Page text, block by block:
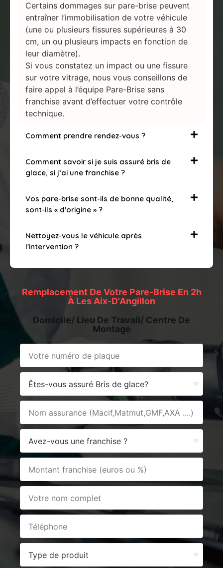
Certains dommages sur pare-brise peuvent
entraîner l’immobilisation de votre véhicule
(une ou plusieurs fissures supérieures à 30
cm, un ou plusieurs impacts en fonction de
leur diamètre).
Si vous constatez un impact ou une fissure
sur votre vitrage, nous vous conseillons de
faire appel à l’équipe Pare-Brise sans
franchise avant d’effectuer votre contrôle
technique.
Comment prendre rendez-vous ?
Comment savoir si je suis assuré bris de
glace, si j’ai une franchise ?
Vos pare-brise sont-ils de bonne qualité,
sont-ils « d'origine » ?
Nettoyez-vous le véhicule après
l'intervention ?
Remplacement De Votre Pare-Brise En 2h
À Les Aix-D'Angillon
Domicile/ Lieu De Travail/ Centre De
Montage